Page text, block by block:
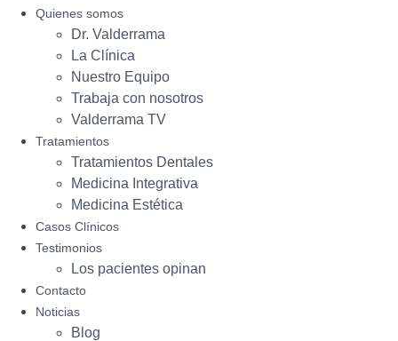
Quienes somos
Dr. Valderrama
La Clínica
Nuestro Equipo
Trabaja con nosotros
Valderrama TV
Tratamientos
Tratamientos Dentales
Medicina Integrativa
Medicina Estética
Casos Clínicos
Testimonios
Los pacientes opinan
Contacto
Noticias
Blog